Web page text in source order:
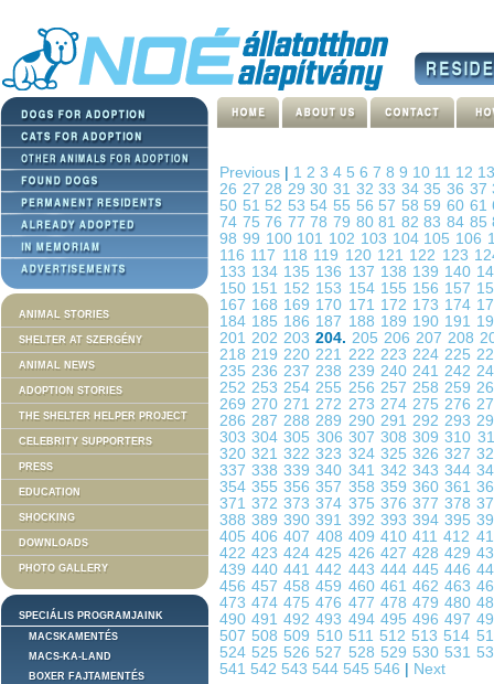
ANIMAL STORIES
SHELTER AT SZERGÉNY
ANIMAL NEWS
ADOPTION STORIES
THE SHELTER HELPER PROJECT
CELEBRITY SUPPORTERS
PRESS
EDUCATION
SHOCKING
DOWNLOADS
PHOTO GALLERY
SPECIÁLIS PROGRAMJAINK
MACSKAMENTÉS
MACS-KA-LAND
BOXER FAJTAMENTÉS
Previous 1 2 3 4 5 6 7 8 9 10 11 12
26 2728 293031 3233 343536 37
50 51 52 53 54 55 56 57 58 5960 61
74 7576 777879 8081 828384 85
98 99 100 101 102 103 104 105 106
116 117 118 119 120 121 122 123
133 134 135 136 137 138 139 140
150 151 152 153 154 155 156 157
167 168 169 170 171 172 173 174
184 185 186 187 188 189 190 191
201 202 203 204. 205 206 207 208
218219220221 222 223 224 225
235236237238 239 240 241 242
252253254255 256 257 258 259
269270271272 273 274 275 276
286287288289 290 291 292 293
303304305 306 307 308309310
320321322323 324 325 326 327
337338339340 341 342 343 344
354355356357 358 359 360 361
371372373374 375 376 377 378
388389390391 392 393 394 395
405406407 408 409 410411412
422423424425 426 427 428 429
439440441442 443 444 445 446
456457458459 460 461 462 463
473474475476 477 478 479 480
490491492493 494 495 496 497
507 508 509 510 511 512 513 514
524 525 526 527 528 529 530 531
541 542 543 544 545 546 Next